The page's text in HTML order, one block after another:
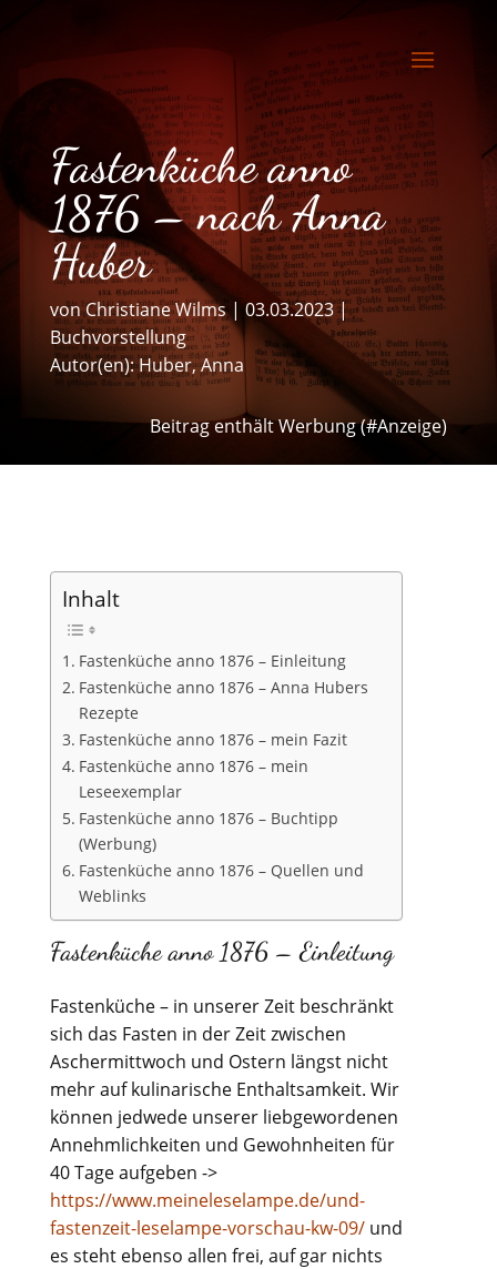
Fastenküche anno
1876 – nach Anna
Huber
vonChristiane Wilms|03.03.2023|
Buchvorstellung
Autor(en):Huber, Anna
Beitrag enthält Werbung (#Anzeige)
Inhalt
Fastenküche anno 1876 – Einleitung
Fastenküche anno 1876 – Anna Hubers
Rezepte
Fastenküche anno 1876 – mein Fazit
Fastenküche anno 1876 – mein
Leseexemplar
Fastenküche anno 1876 – Buchtipp
(Werbung)
Fastenküche anno 1876 – Quellen und
Weblinks
Fastenküche anno 1876 – Einleitung
Fastenküche – in unserer Zeit beschränkt
sich das Fasten in der Zeit zwischen
Aschermittwoch und Ostern längst nicht
mehr auf kulinarische Enthaltsamkeit. Wir
können jedwede unserer liebgewordenen
Annehmlichkeiten und Gewohnheiten für
40 Tage aufgeben ->
https://www.meineleselampe.de/und-
fastenzeit-leselampe-vorschau-kw-09/und
es steht ebenso allen frei, auf gar nichts